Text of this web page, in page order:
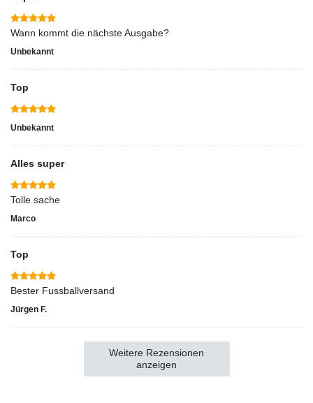
Wann kommt die nächste Ausgabe?
Unbekannt
Top
Unbekannt
Alles super
Tolle sache
Marco
Top
Bester Fussballversand
Jürgen F.
Weitere Rezensionen
anzeigen